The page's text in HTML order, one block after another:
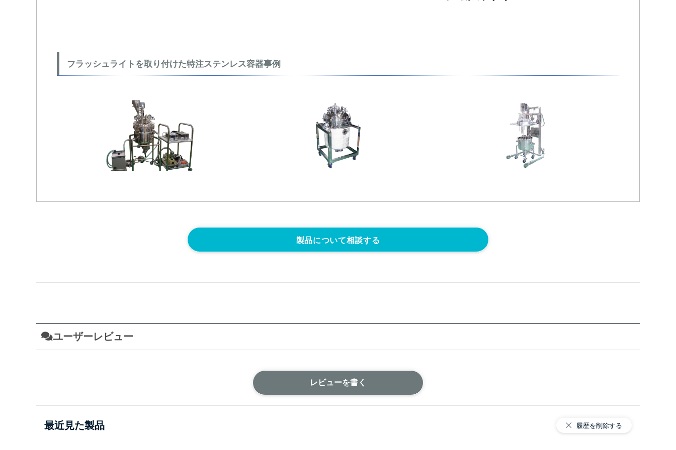
フラッシュライトを取り付けた特注ステンレス容器事例
製品について相談する
ユーザーレビュー
レビューを書く
最近見た製品 履歴を削除する